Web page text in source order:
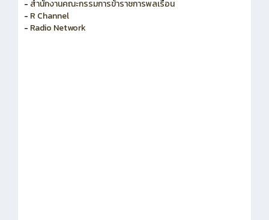
- สำนักงานคณะกรรมการพัฒนาระบบราชการ
- สำนักงานคณะกรรมการข้าราชการพลเรือน
- R Channel